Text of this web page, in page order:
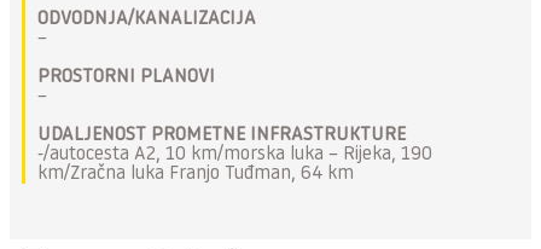
ODVODNJA/KANALIZACIJA
–
PROSTORNI PLANOVI
–
UDALJENOST PROMETNE INFRASTRUKTURE
-/autocesta A2, 10 km/morska luka – Rijeka, 190
km/Zračna luka Franjo Tuđman, 64 km